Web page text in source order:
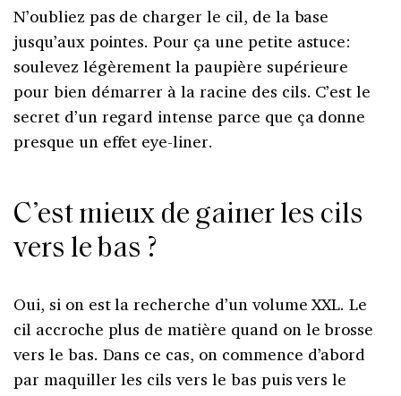
N’oubliez pas de charger le cil, de la base
jusqu’aux pointes. Pour ça une petite astuce:
soulevez légèrement la paupière supérieure
pour bien démarrer à la racine des cils. C’est le
secret d’un regard intense parce que ça donne
presque un effet eye-liner.
C’est mieux de gainer les cils
vers le bas ?
Oui, si on est la recherche d’un volume XXL. Le
cil accroche plus de matière quand on le brosse
vers le bas. Dans ce cas, on commence d’abord
par maquiller les cils vers le bas puis vers le